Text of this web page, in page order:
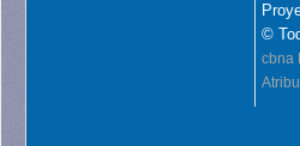
©
cbna